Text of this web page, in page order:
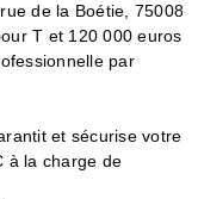
de la Boétie, 75008
T et 120 000 euros
par
et sécurise votre
à la charge de